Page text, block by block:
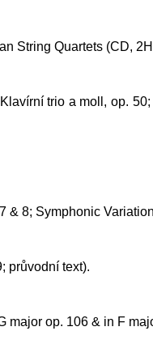
String Quartets (CD,
trio a moll, op.
8; Symphonic
průvodní text).
major op. 106 & in F